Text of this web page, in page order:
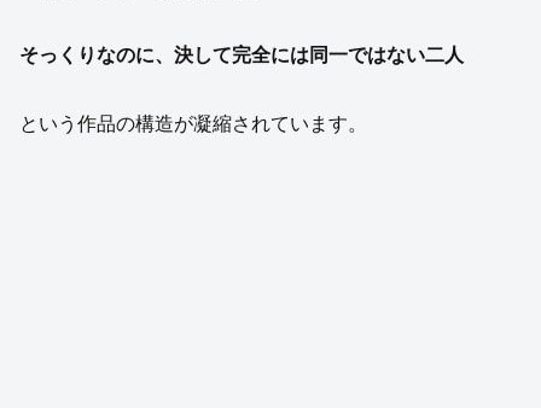
そっくりなのに、決して完全には同一ではない二人
という作品の構造が凝縮されています。